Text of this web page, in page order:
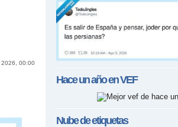
00:00
Hace un año enVEF
Nube de etiquetas